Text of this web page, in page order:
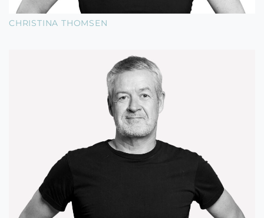
CHRISTINA THOMSEN